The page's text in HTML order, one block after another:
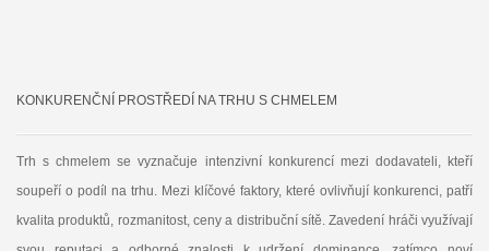
KONKURENČNÍ PROSTŘEDÍ NA TRHU S CHMELEM
Trh s chmelem se vyznačuje intenzivní konkurencí mezi dodavateli, kteří
soupeří o podíl na trhu. Mezi klíčové faktory, které ovlivňují konkurenci, patří
kvalita produktů, rozmanitost, ceny a distribuční sítě. Zavedení hráči využívají